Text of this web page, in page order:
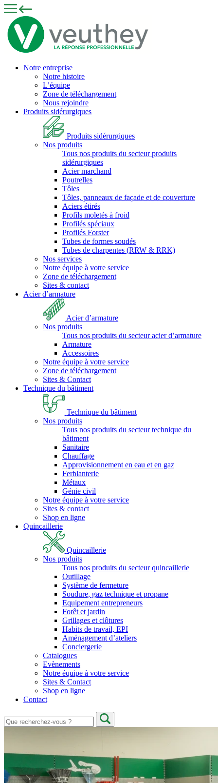
Notre entreprise
Notre histoire
L’équipe
Zone de téléchargement
Nous rejoindre
Produits sidérurgiques
Produits sidérurgiques
Nos produits
Tous nos produits du secteur produits
sidérurgiques
Acier marchand
Poutrelles
Tôles
Tôles, panneaux de façade et de couverture
Aciers étirés
Profils moletés à froid
Profilés spéciaux
Profilés Forster
Tubes de formes soudés
Tubes de charpentes (RRW & RRK)
Nos services
Notre équipe à votre service
Zone de téléchargement
Sites & contact
Acier d’armature
Acier d’armature
Nos produits
Tous nos produits du secteur acier d’armature
Armature
Accessoires
Notre équipe à votre service
Zone de téléchargement
Sites & Contact
Technique du bâtiment
Technique du bâtiment
Nos produits
Tous nos produits du secteur technique du
bâtiment
Sanitaire
Chauffage
Approvisionnement en eau et en gaz
Ferblanterie
Métaux
Génie civil
Notre équipe à votre service
Sites & contact
Shop en ligne
Quincaillerie
Quincaillerie
Nos produits
Tous nos produits du secteur quincaillerie
Outillage
Système de fermeture
Soudure, gaz technique et propane
Equipement entrepreneurs
Forêt et jardin
Grillages et clôtures
Habits de travail, EPI
Aménagement d’ateliers
Conciergerie
Catalogues
Evènements
Notre équipe à votre service
Sites & Contact
Shop en ligne
Contact